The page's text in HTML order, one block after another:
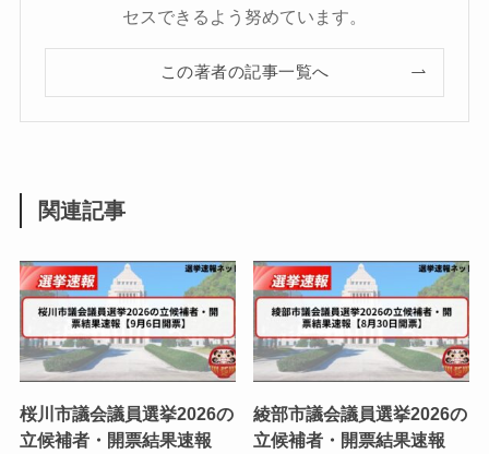
セスできるよう努めています。
この著者の記事一覧へ
関連記事
桜川市議会議員選挙2026の
立候補者・開票結果速報
綾部市議会議員選挙2026の
立候補者・開票結果速報